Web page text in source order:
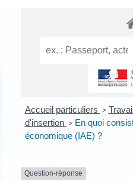
Accueil particuliers >
d'insertion
> En quoi
économique (IAE) ?
Question-réponse